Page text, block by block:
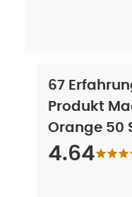
67
Produkt
Orange 50
4.64